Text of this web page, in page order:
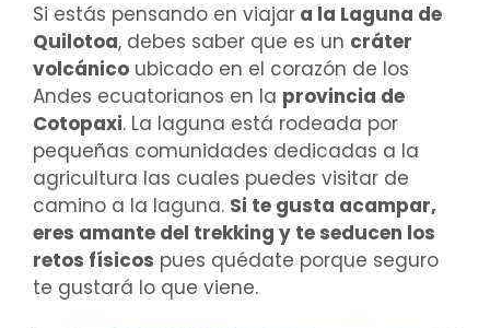
Si estás pensando en viajar a la Laguna de
Quilotoa, debes saber que es un cráter
volcánico ubicado en el corazón de los
Andes ecuatorianos en la provincia de
Cotopaxi. La laguna está rodeada por
pequeñas comunidades dedicadas a la
agricultura las cuales puedes visitar de
camino a la laguna. Si te gusta acampar,
eres amante del trekking y te seducen los
retos físicos pues quédate porque seguro
te gustará lo que viene.